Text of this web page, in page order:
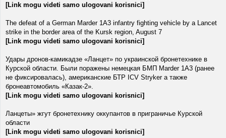
[Link mogu videti samo ulogovani korisnici]
The defeat of a German Marder 1A3 infantry fighting vehicle by a Lancet
strike in the border area of ​​the Kursk region, August 7
[Link mogu videti samo ulogovani korisnici]
Удары дронов-камикадзе «Ланцет» по украинской бронетехнике в
Курской области. Были поражены немецкая БМП Marder 1A3 (ранее
не фиксировалась), американские БТР ICV Stryker а также
бронеавтомобиль «Казак-2».
[Link mogu videti samo ulogovani korisnici]
Ланцеты» жгут бронетехнику оккупантов в приграничье Курской
области
[Link mogu videti samo ulogovani korisnici]